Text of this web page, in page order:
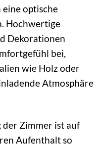
eine optische
Hochwertige
Dekorationen
bei,
wie Holz oder
Atmosphäre
der Zimmer ist auf
Aufenthalt so